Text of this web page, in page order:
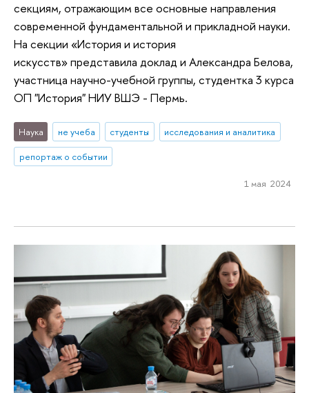
секциям, отражающим все основные направления
современной фундаментальной и прикладной науки.
На секции «История и история
искусств» представила доклад и Александра Белова,
участница научно-учебной группы, студентка 3 курса
ОП "История" НИУ ВШЭ - Пермь.
Наука не учеба студенты
исследования и аналитика
репортаж о событии
1 мая 2024